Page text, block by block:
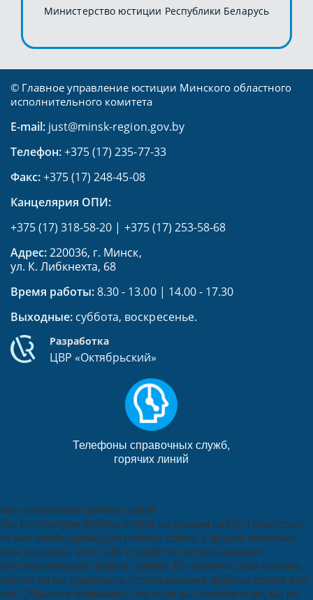
Министерство юстиции Республики Беларусь
© Главное управление юстиции Минского областного
исполнительного комитета
Адрес:220036, г. Минск,
ул. К. Либкнехта, 68
Время работы:8.30 - 13.00 | 14.00 - 17.30
Выходные: суббота, воскресенье.
Разработка
ЦВР «Октябрьский»
E-mail: just@minsk-region.gov.by
Телефон:+375 (17) 235-77-33
Факс:+375 (17) 248-45-08
Канцелярия ОПИ:
+375 (17) 318-58-20 | +375 (17) 253-58-68
Телефоны справочных служб,
горячих линий
Мы используем файлы cookie
Мы используем файлы cookie на нашем сайте. Некоторые
из них необходимы для работы сайта, а другие помогают
нам улучшить этот сайт и удобство использования
(отслеживающие файлы cookie). Вы можете сами решить,
хотите ли вы разрешить использование файлов cookie или
нет. Обратите внимание, что если вы отклоните их, вы не